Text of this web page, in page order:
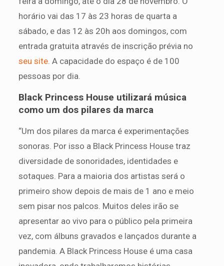
horário vai das 17 às 23 horas de quarta a
sábado, e das 12 às 20h aos domingos, com
entrada gratuita através de inscrição prévia no
seu site. A capacidade do espaço é de 100
pessoas por dia.
Black Princess House utilizará música
como um dos pilares da marca
“Um dos pilares da marca é experimentações
sonoras. Por isso a Black Princess House traz
diversidade de sonoridades, identidades e
sotaques. Para a maioria dos artistas será o
primeiro show depois de mais de 1 ano e meio
sem pisar nos palcos. Muitos deles irão se
apresentar ao vivo para o público pela primeira
vez, com álbuns gravados e lançados durante a
pandemia. A Black Princess House é uma casa